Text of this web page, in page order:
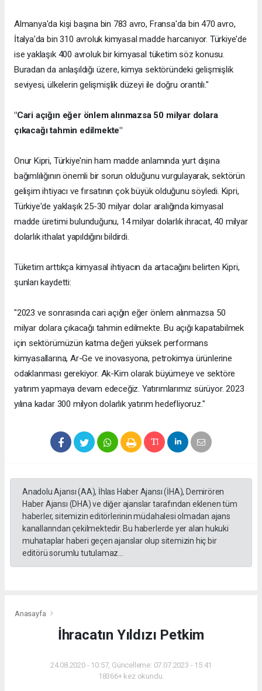
Almanya'da kişi başına bin 783 avro, Fransa'da bin 470 avro,
İtalya'da bin 310 avroluk kimyasal madde harcanıyor. Türkiye'de
ise yaklaşık 400 avroluk bir kimyasal tüketim söz konusu.
Buradan da anlaşıldığı üzere, kimya sektöründeki gelişmişlik
seviyesi, ülkelerin gelişmişlik düzeyi ile doğru orantılı."
"Cari açığın eğer önlem alınmazsa 50 milyar dolara
çıkacağı tahmin edilmekte"
Onur Kipri, Türkiye'nin ham madde anlamında yurt dışına
bağımlılığının önemli bir sorun olduğunu vurgulayarak, sektörün
gelişim ihtiyacı ve fırsatının çok büyük olduğunu söyledi. Kipri,
Türkiye'de yaklaşık 25-30 milyar dolar aralığında kimyasal
madde üretimi bulunduğunu, 14 milyar dolarlık ihracat, 40 milyar
dolarlık ithalat yapıldığını bildirdi.
Tüketim arttıkça kimyasal ihtiyacın da artacağını belirten Kipri,
şunları kaydetti:
"2023 ve sonrasında cari açığın eğer önlem alınmazsa 50
milyar dolara çıkacağı tahmin edilmekte. Bu açığı kapatabilmek
için sektörümüzün katma değeri yüksek performans
kimyasallarına, Ar-Ge ve inovasyona, petrokimya ürünlerine
odaklanması gerekiyor. Ak-Kim olarak büyümeye ve sektöre
yatırım yapmaya devam edeceğiz. Yatırımlarımız sürüyor. 2023
yılına kadar 300 milyon dolarlık yatırım hedefliyoruz."
Anadolu Ajansı (AA), İhlas Haber Ajansı (İHA), Demirören
Haber Ajansı (DHA) ve diğer ajanslar tarafından eklenen tüm
haberler, sitemizin editörlerinin müdahalesi olmadan ajans
kanallarından çekilmektedir. Bu haberlerde yer alan hukuki
muhataplar haberi geçen ajanslar olup sitemizin hiç bir
editörü sorumlu tutulamaz...
Anasayfa
İhracatın Yıldızı Petkim
24.08.2020 - 10:57, Güncelleme: 07.07.2023 - 15:41
18366+ kez okundu.